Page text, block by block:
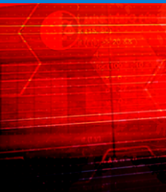
Pular para o conteúdo